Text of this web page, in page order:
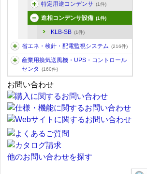
特定用途コンデンサ (1件)
進相コンデンサ設備 (1件)
KLB-SB (1件)
省エネ・検針・配電監視システム (216件)
産業用換気送風機・UPS・コントロール
センタ
(160件)
お問い合わせ
他のお問い合わせを探す